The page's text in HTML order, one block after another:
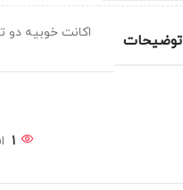
توضیحات
اکانت خوبیه دو
1